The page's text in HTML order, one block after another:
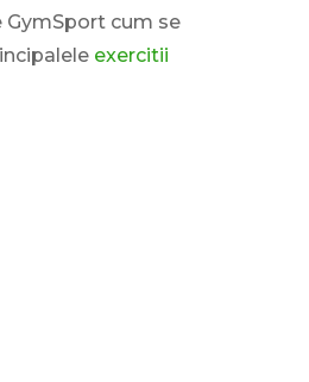
GymSport cum se
exercitii